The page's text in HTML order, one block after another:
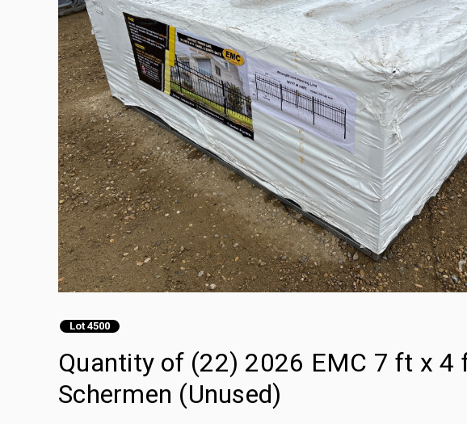
Lot 4500
Quantity of (22) 2026 EMC 7 ft x 4
Schermen (Unused)